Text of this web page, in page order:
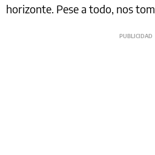
horizonte. Pese a todo, nos